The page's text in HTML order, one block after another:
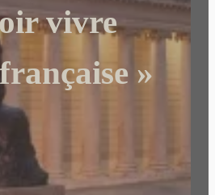
vivre
»